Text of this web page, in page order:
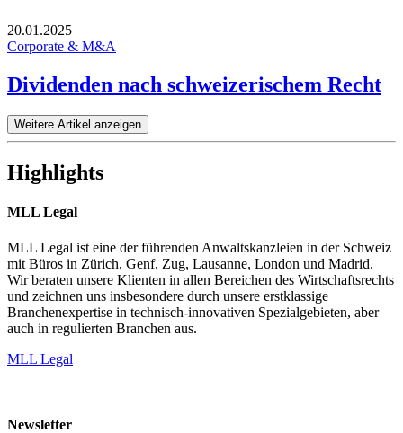
20.01.2025
Corporate & M&A
Dividenden nach schweizerischem Recht
Weitere Artikel anzeigen
Highlights
MLL Legal
MLL Legal ist eine der führenden Anwaltskanzleien in der Schweiz
mit Büros in Zürich, Genf, Zug, Lausanne, London und Madrid.
Wir beraten unsere Klienten in allen Bereichen des Wirtschaftsrechts
und zeichnen uns insbesondere durch unsere erstklassige
Branchenexpertise in technisch-innovativen Spezialgebieten, aber
auch in regulierten Branchen aus.
MLL Legal
Newsletter